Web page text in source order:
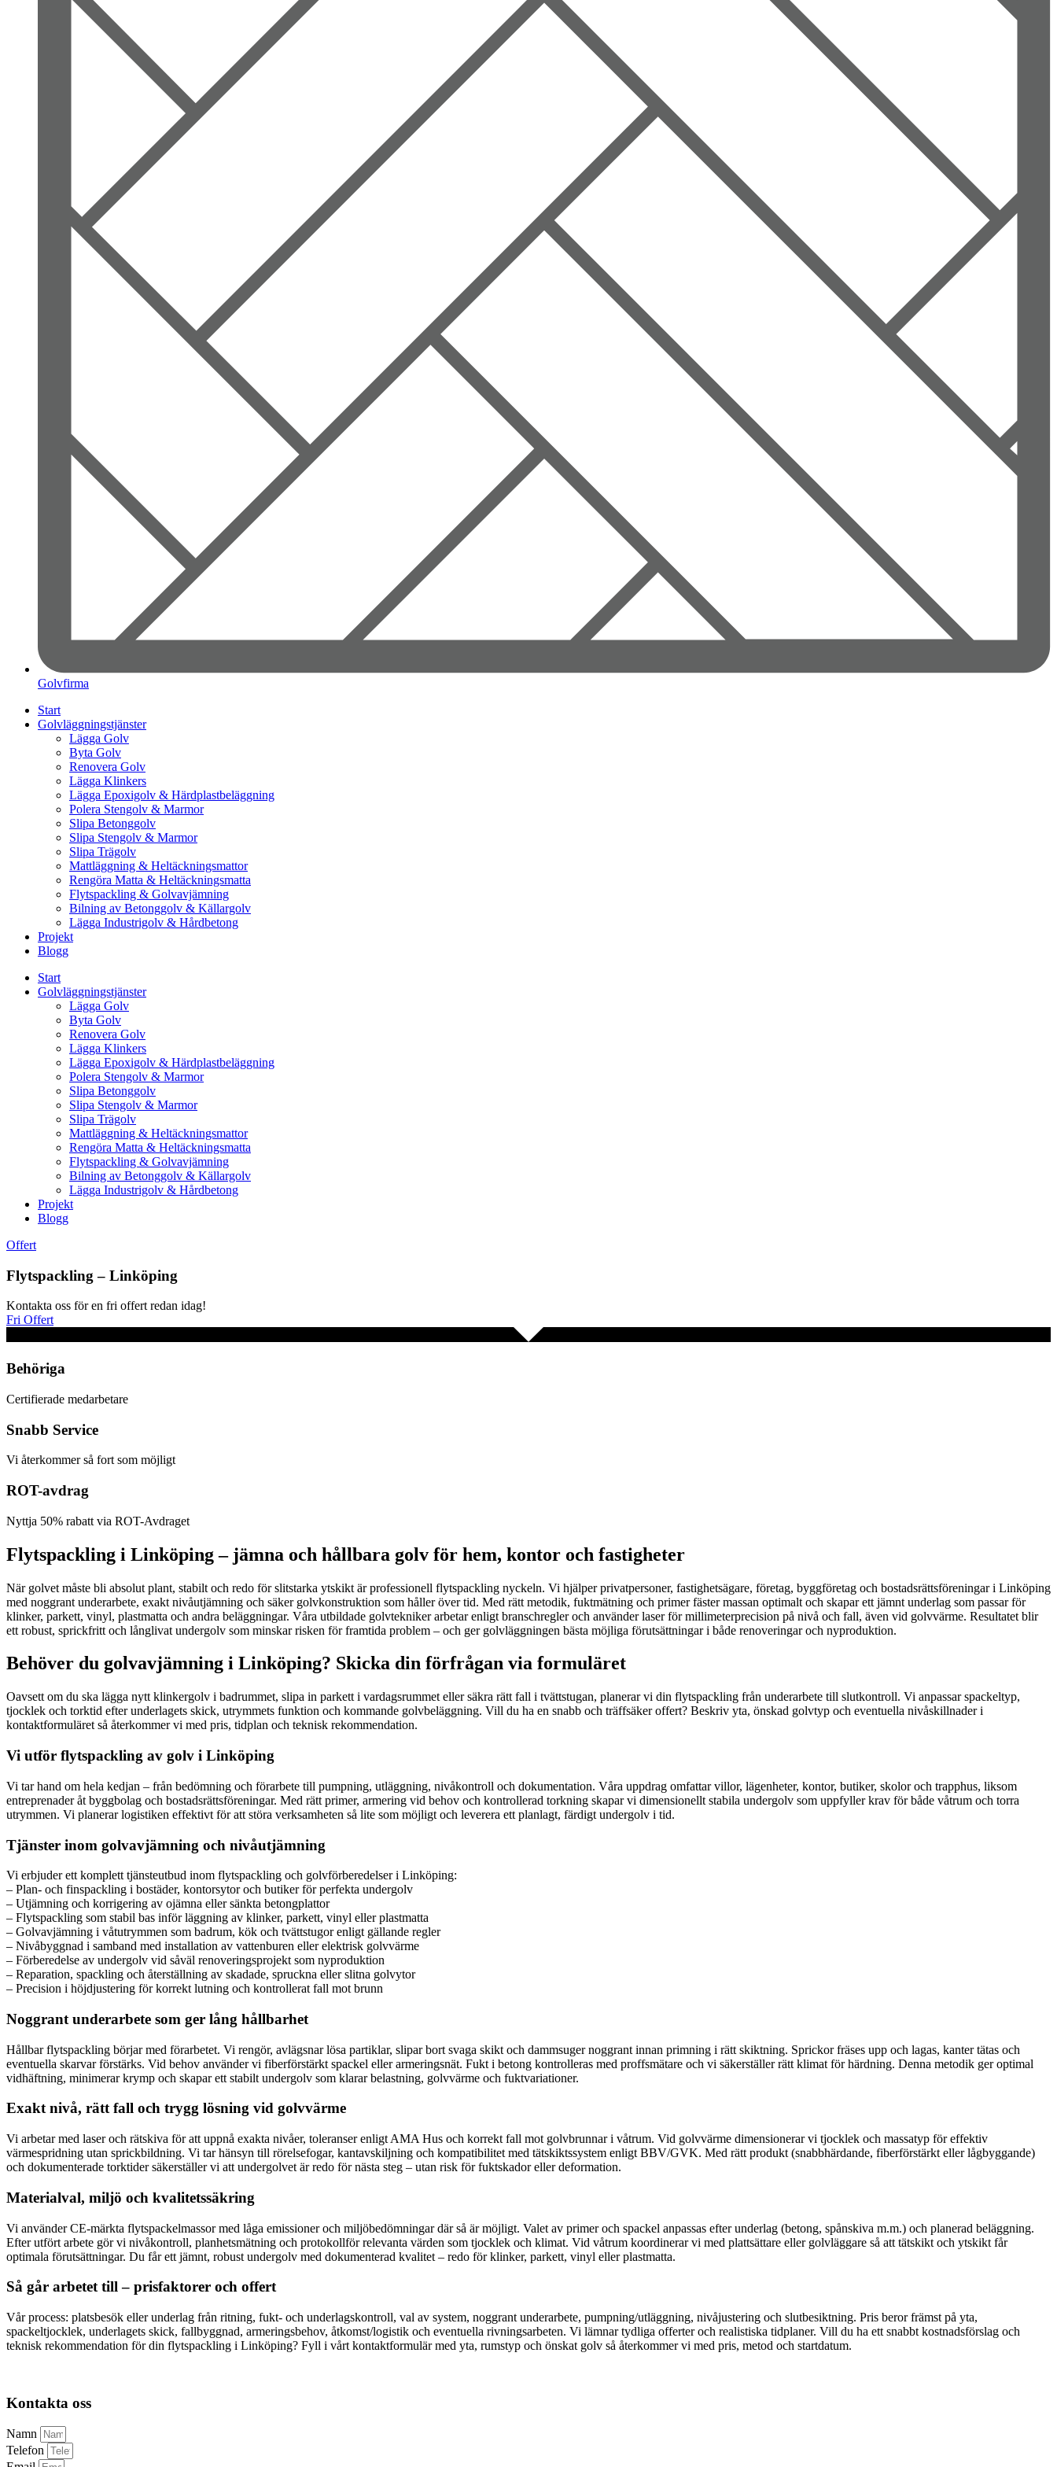
Golvfirma
Start
Golvläggningstjänster
Lägga Golv
Byta Golv
Renovera Golv
Lägga Klinkers
Lägga Epoxigolv & Härdplastbeläggning
Polera Stengolv & Marmor
Slipa Betonggolv
Slipa Stengolv & Marmor
Slipa Trägolv
Mattläggning & Heltäckningsmattor
Rengöra Matta & Heltäckningsmatta
Flytspackling & Golvavjämning
Bilning av Betonggolv & Källargolv
Lägga Industrigolv & Hårdbetong
Projekt
Blogg
Start
Golvläggningstjänster
Lägga Golv
Byta Golv
Renovera Golv
Lägga Klinkers
Lägga Epoxigolv & Härdplastbeläggning
Polera Stengolv & Marmor
Slipa Betonggolv
Slipa Stengolv & Marmor
Slipa Trägolv
Mattläggning & Heltäckningsmattor
Rengöra Matta & Heltäckningsmatta
Flytspackling & Golvavjämning
Bilning av Betonggolv & Källargolv
Lägga Industrigolv & Hårdbetong
Projekt
Blogg
Offert
Flytspackling – Linköping
Kontakta oss för en fri offert redan idag!
Fri Offert
Behöriga
Certifierade medarbetare
Snabb Service
Vi återkommer så fort som möjligt
ROT-avdrag
Nyttja 50% rabatt via ROT-Avdraget
Flytspackling i Linköping – jämna och hållbara golv för hem, kontor och fastigheter
När golvet måste bli absolut plant, stabilt och redo för slitstarka ytskikt är professionell flytspackling nyckeln. Vi hjälper privatpersoner, fastighetsägare, företag, byggföretag och bostadsrättsföreningar i Linköping
med noggrant underarbete, exakt nivåutjämning och säker golvkonstruktion som håller över tid. Med rätt metodik, fuktmätning och primer fäster massan optimalt och skapar ett jämnt underlag som passar för
klinker, parkett, vinyl, plastmatta och andra beläggningar. Våra utbildade golvtekniker arbetar enligt branschregler och använder laser för millimeterprecision på nivå och fall, även vid golvvärme. Resultatet blir
ett robust, sprickfritt och långlivat undergolv som minskar risken för framtida problem – och ger golvläggningen bästa möjliga förutsättningar i både renoveringar och nyproduktion.
Behöver du golvavjämning i Linköping? Skicka din förfrågan via formuläret
Oavsett om du ska lägga nytt klinkergolv i badrummet, slipa in parkett i vardagsrummet eller säkra rätt fall i tvättstugan, planerar vi din flytspackling från underarbete till slutkontroll. Vi anpassar spackeltyp,
tjocklek och torktid efter underlagets skick, utrymmets funktion och kommande golvbeläggning. Vill du ha en snabb och träffsäker offert? Beskriv yta, önskad golvtyp och eventuella nivåskillnader i
kontaktformuläret så återkommer vi med pris, tidplan och teknisk rekommendation.
Vi utför flytspackling av golv i Linköping
Vi tar hand om hela kedjan – från bedömning och förarbete till pumpning, utläggning, nivåkontroll och dokumentation. Våra uppdrag omfattar villor, lägenheter, kontor, butiker, skolor och trapphus, liksom
entreprenader åt byggbolag och bostadsrättsföreningar. Med rätt primer, armering vid behov och kontrollerad torkning skapar vi dimensionellt stabila undergolv som uppfyller krav för både våtrum och torra
utrymmen. Vi planerar logistiken effektivt för att störa verksamheten så lite som möjligt och leverera ett planlagt, färdigt undergolv i tid.
Tjänster inom golvavjämning och nivåutjämning
Vi erbjuder ett komplett tjänsteutbud inom flytspackling och golvförberedelser i Linköping:
– Plan- och finspackling i bostäder, kontorsytor och butiker för perfekta undergolv
– Utjämning och korrigering av ojämna eller sänkta betongplattor
– Flytspackling som stabil bas inför läggning av klinker, parkett, vinyl eller plastmatta
– Golvavjämning i våtutrymmen som badrum, kök och tvättstugor enligt gällande regler
– Nivåbyggnad i samband med installation av vattenburen eller elektrisk golvvärme
– Förberedelse av undergolv vid såväl renoveringsprojekt som nyproduktion
– Reparation, spackling och återställning av skadade, spruckna eller slitna golvytor
– Precision i höjdjustering för korrekt lutning och kontrollerat fall mot brunn
Noggrant underarbete som ger lång hållbarhet
Hållbar flytspackling börjar med förarbetet. Vi rengör, avlägsnar lösa partiklar, slipar bort svaga skikt och dammsuger noggrant innan primning i rätt skiktning. Sprickor fräses upp och lagas, kanter tätas och
eventuella skarvar förstärks. Vid behov använder vi fiberförstärkt spackel eller armeringsnät. Fukt i betong kontrolleras med proffsmätare och vi säkerställer rätt klimat för härdning. Denna metodik ger optimal
vidhäftning, minimerar krymp och skapar ett stabilt undergolv som klarar belastning, golvvärme och fuktvariationer.
Exakt nivå, rätt fall och trygg lösning vid golvvärme
Vi arbetar med laser och rätskiva för att uppnå exakta nivåer, toleranser enligt AMA Hus och korrekt fall mot golvbrunnar i våtrum. Vid golvvärme dimensionerar vi tjocklek och massatyp för effektiv
värmespridning utan sprickbildning. Vi tar hänsyn till rörelsefogar, kantavskiljning och kompatibilitet med tätskiktssystem enligt BBV/GVK. Med rätt produkt (snabbhärdande, fiberförstärkt eller lågbyggande)
och dokumenterade torktider säkerställer vi att undergolvet är redo för nästa steg – utan risk för fuktskador eller deformation.
Materialval, miljö och kvalitetssäkring
Vi använder CE-märkta flytspackelmassor med låga emissioner och miljöbedömningar där så är möjligt. Valet av primer och spackel anpassas efter underlag (betong, spånskiva m.m.) och planerad beläggning.
Efter utfört arbete gör vi nivåkontroll, planhetsmätning och protokollför relevanta värden som tjocklek och klimat. Vid våtrum koordinerar vi med plattsättare eller golvläggare så att tätskikt och ytskikt får
optimala förutsättningar. Du får ett jämnt, robust undergolv med dokumenterad kvalitet – redo för klinker, parkett, vinyl eller plastmatta.
Så går arbetet till – prisfaktorer och offert
Vår process: platsbesök eller underlag från ritning, fukt- och underlagskontroll, val av system, noggrant underarbete, pumpning/utläggning, nivåjustering och slutbesiktning. Pris beror främst på yta,
spackeltjocklek, underlagets skick, fallbyggnad, armeringsbehov, åtkomst/logistik och eventuella rivningsarbeten. Vi lämnar tydliga offerter och realistiska tidplaner. Vill du ha ett snabbt kostnadsförslag och
teknisk rekommendation för din flytspackling i Linköping? Fyll i vårt kontaktformulär med yta, rumstyp och önskat golv så återkommer vi med pris, metod och startdatum.
Kontakta oss
Namn
Telefon